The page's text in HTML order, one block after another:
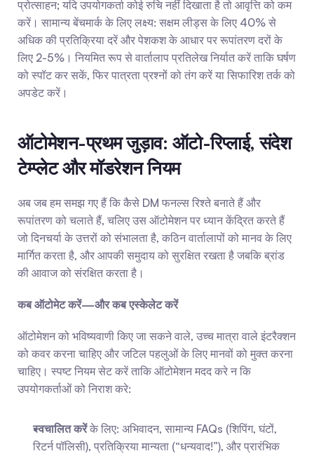
प्रोत्साहन; यदि उपयोगकर्ता कोई रुचि नहीं दिखाता है तो आवृत्ति को कम
करें। सामान्य बेंचमार्क के लिए लक्ष्य: सक्षम लीड्स के लिए 40% से
अधिक की प्रतिक्रिया दरें और पेशकश के आधार पर रूपांतरण दरों के
लिए 2-5%। नियमित रूप से वार्तालाप प्रतिलेख निर्यात करें ताकि घर्षण
को स्पॉट कर सकें, फिर पात्रता प्रश्नों को तंग करें या सिफारिश तर्क को
अपडेट करें।
ऑटोमेशन-प्रथम जुड़ाव: ऑटो-रिप्लाई, संदेश
टेम्प्लेट और मॉडरेशन नियम
अब जब हम समझ गए हैं कि कैसे DM फनल्स रिश्ते बनाते हैं और
रूपांतरण को चलाते हैं, चलिए उस ऑटोमेशन पर ध्यान केंद्रित करते हैं
जो दिनचर्या के उत्तरों को संभालता है, कठिन वार्तालापों को मानव के लिए
मार्गित करता है, और आपकी समुदाय को सुरक्षित रखता है जबकि ब्रांड
की आवाज को संरक्षित करता है।
कब ऑटोमेट करें—और कब एस्केलेट करें
ऑटोमेशन को भविष्यवाणी किए जा सकने वाले, उच्च मात्रा वाले इंटरैक्शन
को कवर करना चाहिए और जटिल पहलुओं के लिए मानवों को मुक्त करना
चाहिए। स्पष्ट नियम सेट करें ताकि ऑटोमेशन मदद करे न कि
उपयोगकर्ताओं को निराश करे:
स्वचालित करें के लिए: अभिवादन, सामान्य FAQs (शिपिंग, घंटों,
रिटर्न पॉलिसी), प्रतिक्रिया मान्यता (“धन्यवाद!”), और प्रारंभिक